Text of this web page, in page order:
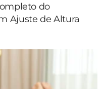
do
Ajuste de Altura